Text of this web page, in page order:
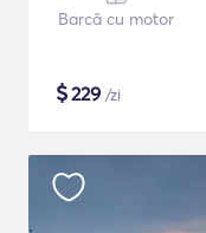
Barcă cu motor
$229 /zi